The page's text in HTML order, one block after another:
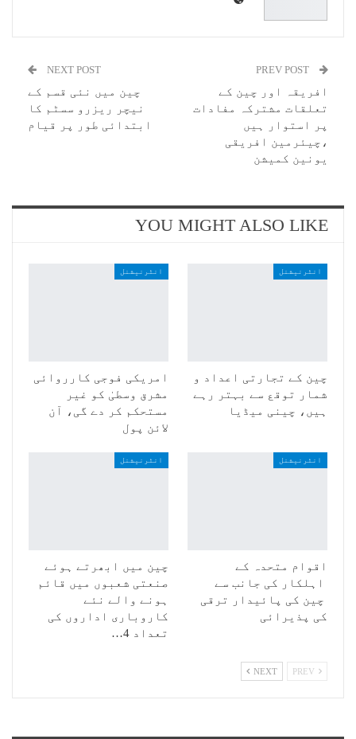
افریقہ اور چین کے
تعلقات مشترکہ مفادات
پر استوار ہیں
،چیئرمین افریقی
یونین کمیشن
NEXT POST
چین میں نئی قسم کے
نیچر ریزرو سسٹم کا
ابتدائی طور پر قیام
YOU MIGHT ALSO LIKE
انٹرنیشنل
چین کے تجارتی اعداد و
شمار توقع سے بہتر رہے
ہیں، چینی میڈیا
انٹرنیشنل
امریکی فوجی کارروائی
مشرق وسطیٰ کو غیر
مستحکم کر دے گی، آن
لائن پول
انٹرنیشنل
اقوام متحدہ کے
اہلکار کی جانب سے
چین کی پائیدار ترقی
کی پذیرائی
انٹرنیشنل
چین میں ابھرتے ہوئے
صنعتی شعبوں میں قائم
ہونے والے نئے
کاروباری اداروں کی
تعداد 4…
NEXT